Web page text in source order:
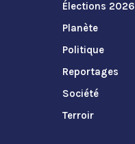
Élections 2026
Planète
Politique
Reportages
Société
Terroir